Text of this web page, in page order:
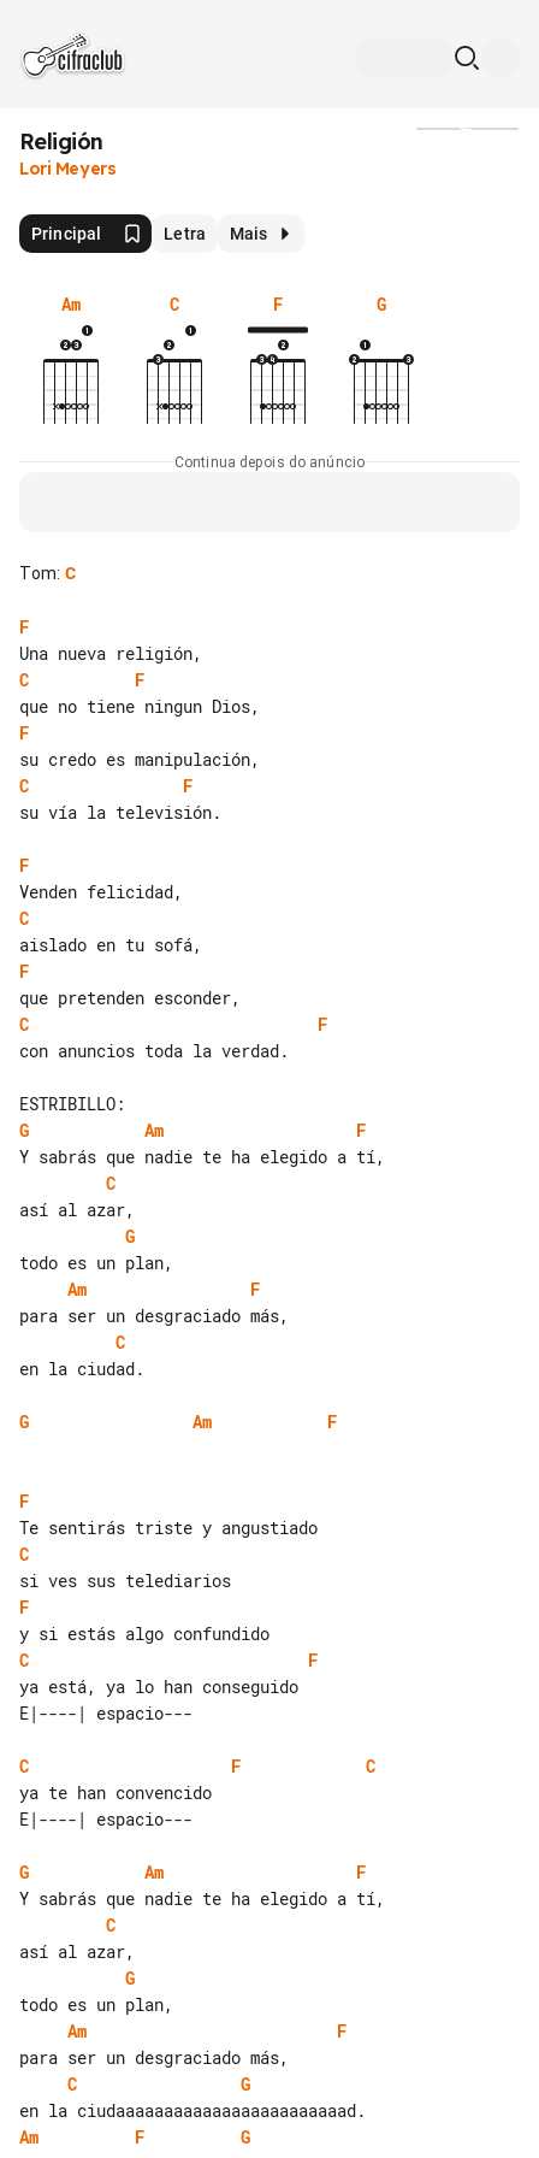
Religión
Lori Meyers
Principal Letra Mais
Am C F G
Continua depois do anúncio
Tom: C
F
C
F
F
C
F
su vía la televisión.
F
C
F
C
F
con anuncios toda la verdad.
G
Am
F
C
G
Am
F
C
en la ciudad.
G Am F
F
C
F
C
F
C F
C
G Am
F
C
G
Am
F
C
G
Am
F G